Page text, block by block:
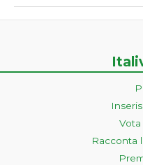
Racconta